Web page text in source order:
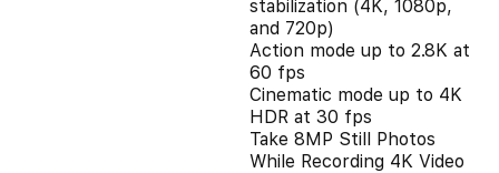
stabilization (4K, 1080p,
and 720p)
Action mode up to 2.8K at
60 fps
Cinematic mode up to 4K
HDR at 30 fps
Take 8MP Still Photos
While Recording 4K Video